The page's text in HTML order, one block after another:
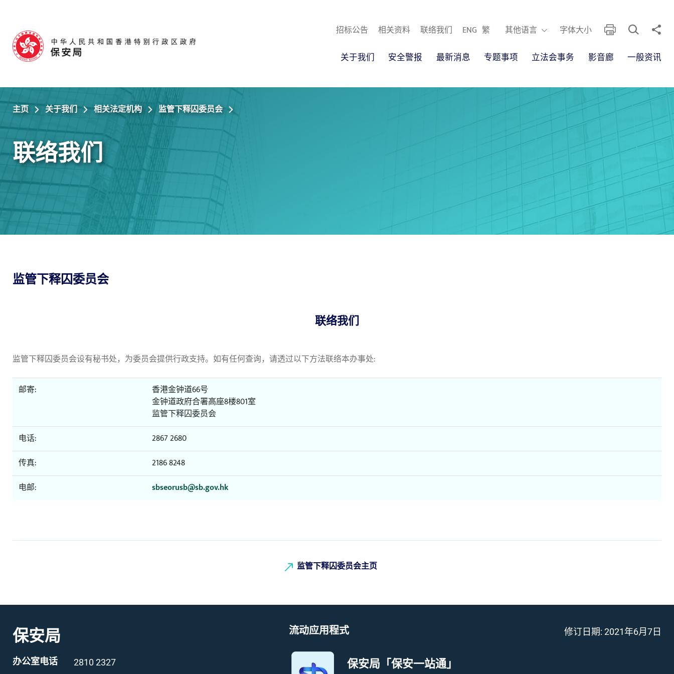
招标公告
相关资料 联络我们 ENG 繁 其他语言
其他语言 字体大小 列印 开启搜寻框
分享
关于我们 安全警报 最新消息 专题事项 立法会事务 影音廊 一般资讯
主页 关于我们 相关法定机构 监管下释囚委员会
联络我们
监管下释囚委员会
联络我们
监管下释囚委员会设有秘书处，为委员会提供行政支持。如有任何查询，请透过以下方法联络本办事处:
邮寄:
香港金钟道66号
金钟道政府合署高座8楼801室
监管下释囚委员会
电话:
2867 2680
传真:
2186 8248
电邮:
sbseorusb@sb.gov.hk
监管下释囚委员会主页
保安局
办公室电话 2810 2327
流动应用程式
保安局「保安一站通」
修订日期: 2021年6月7日